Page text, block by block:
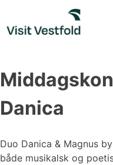
content
Danica
Duo Danica & Magnus
både musikalsk og